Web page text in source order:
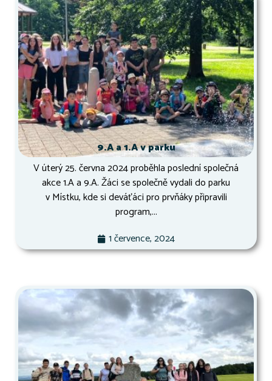
9.A a 1.A v parku
V úterý 25. června 2024 proběhla poslední společná
akce 1.A a 9.A. Žáci se společně vydali do parku
v Místku, kde si deváťáci pro prvňáky připravili
program,...
1 července, 2024